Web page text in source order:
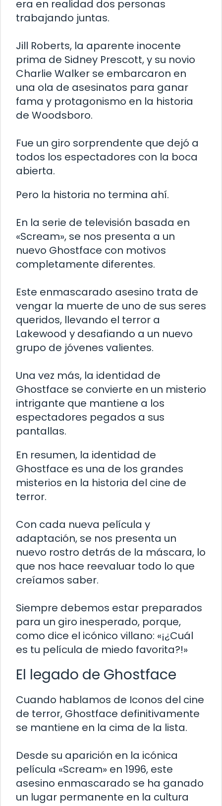
era en realidad dos personas
trabajando juntas.
Jill Roberts, la aparente inocente
prima de Sidney Prescott, y su novio
Charlie Walker se embarcaron en
una ola de asesinatos para ganar
fama y protagonismo en la historia
de Woodsboro.
Fue un giro sorprendente que dejó a
todos los espectadores con la boca
abierta.
Pero la historia no termina ahí.
En la serie de televisión basada en
«Scream», se nos presenta a un
nuevo Ghostface con motivos
completamente diferentes.
Este enmascarado asesino trata de
vengar la muerte de uno de sus seres
queridos, llevando el terror a
Lakewood y desafiando a un nuevo
grupo de jóvenes valientes.
Una vez más, la identidad de
Ghostface se convierte en un misterio
intrigante que mantiene a los
espectadores pegados a sus
pantallas.
En resumen, la identidad de
Ghostface es una de los grandes
misterios en la historia del cine de
terror.
Con cada nueva película y
adaptación, se nos presenta un
nuevo rostro detrás de la máscara, lo
que nos hace reevaluar todo lo que
creíamos saber.
Siempre debemos estar preparados
para un giro inesperado, porque,
como dice el icónico villano: «¡¿Cuál
es tu película de miedo favorita?!»
El legado de Ghostface
Cuando hablamos de Iconos del cine
de terror, Ghostface definitivamente
se mantiene en la cima de la lista.
Desde su aparición en la icónica
película «Scream» en 1996, este
asesino enmascarado se ha ganado
un lugar permanente en la cultura